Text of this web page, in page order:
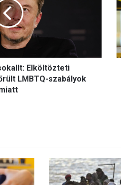
Elköltözteti
LMBTQ-szabályok
e
f
e
s
d
i
-